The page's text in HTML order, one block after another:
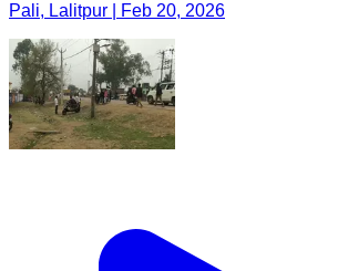
Pali, Lalitpur | Feb 20, 2026